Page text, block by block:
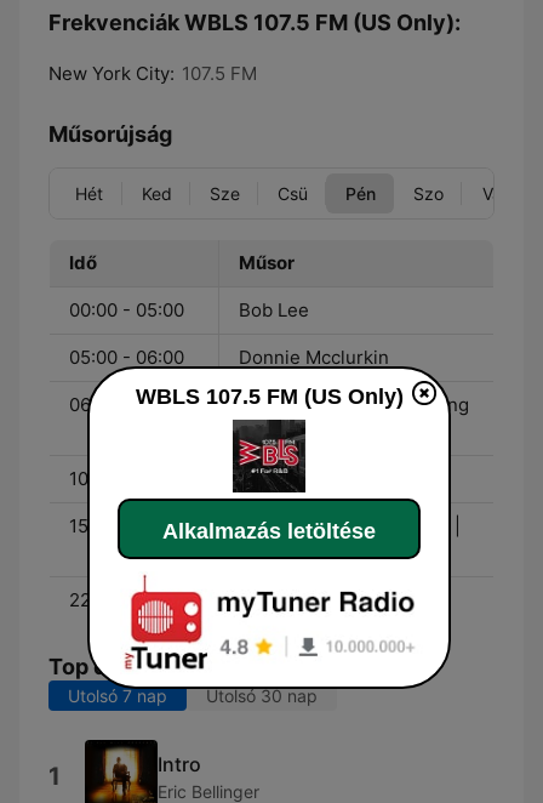
Frekvenciák WBLS 107.5 FM (US Only):
New York City: 107.5 FM
Műsorújság
Hét Ked Sze Csü Pén Szo Vas
Idő Műsor
00:00 - 05:00 Bob Lee
05:00 - 06:00 Donnie Mcclurkin
06:00 - 10:00
The Steve Harvey Morning
Show
10:00 - 15:00 Middays with Shaila
15:00 - 19:00
Déjà Vu In the Afternoon |
Dj Scratch (6PM - 7PM)
22:00 - 00:00 Roots NYC Live
Top dalok
Utolsó 7 nap Utolsó 30 nap
1 Intro
Eric Bellinger
WBLS 107.5 FM (US Only)
Alkalmazás letöltése